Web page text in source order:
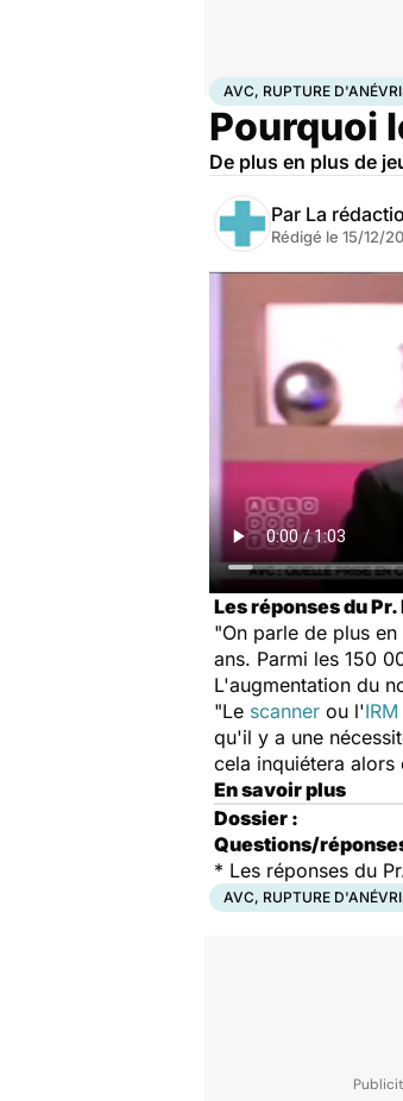
Accueil SantéAVC, rupture
AVC, RUPTURE
Pourquoi
De plus en plus de
Par La
Rédigé le 15/12/
Les réponses du
"On parle de plus
ans. Parmi les 150
L'augmentation du
"Le scanner ou l'IRM
qu'il y a une
cela inquiétera
En savoir plus
Dossier :
Questions/
* Les réponses du
AVC, RUPTURE